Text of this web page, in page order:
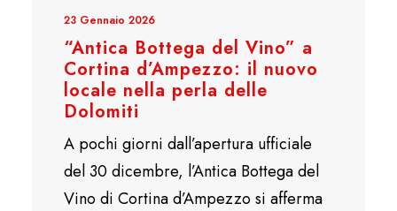
23 Gennaio 2026
“Antica Bottega del Vino” a
Cortina d’Ampezzo: il nuovo
locale nella perla delle
Dolomiti
A pochi giorni dall’apertura ufficiale
del 30 dicembre, l’Antica Bottega del
Vino di Cortina d’Ampezzo si afferma